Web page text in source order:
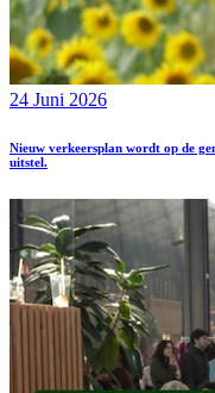
24 Juni 2026
Nieuw verkeersplan wordt op de
uitstel.